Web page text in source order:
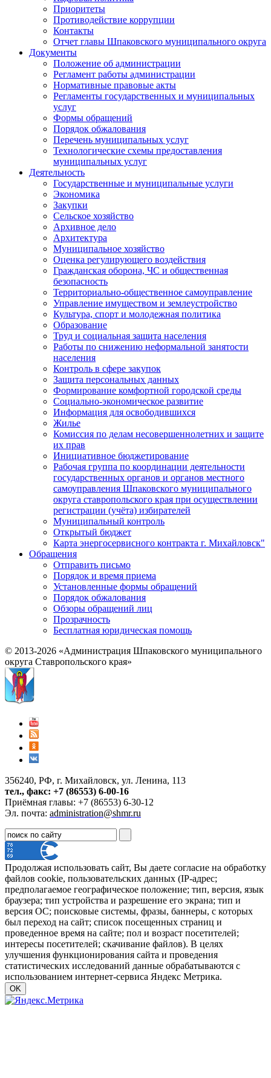
Приоритеты
Противодействие коррупции
Контакты
Отчет главы Шпаковского муниципального округа
Документы
Положение об администрации
Регламент работы администрации
Нормативные правовые акты
Регламенты государственных и муниципальных
услуг
Формы обращений
Порядок обжалования
Перечень муниципальных услуг
Технологические схемы предоставления
муниципальных услуг
Деятельность
Государственные и муниципальные услуги
Экономика
Закупки
Сельское хозяйство
Архивное дело
Архитектура
Муниципальное хозяйство
Оценка регулирующего воздействия
Гражданская оборона, ЧС и общественная
безопасность
Территориально-общественное самоуправление
Управление имуществом и землеустройство
Культура, спорт и молодежная политика
Образование
Труд и социальная защита населения
Работы по снижению неформальной занятости
населения
Контроль в сфере закупок
Защита персональных данных
Формирование комфортной городской среды
Социально-экономическое развитие
Информация для освободившихся
Жилье
Комиссия по делам несовершеннолетних и защите
их прав
Инициативное бюджетирование
Рабочая группа по координации деятельности
государственных органов и органов местного
самоуправления Шпаковского муниципального
округа ставропольского края при осуществлении
регистрации (учёта) избирателей
Муниципальный контроль
Открытый бюджет
Карта энергосервисного контракта г. Михайловск"
Обращения
Отправить письмо
Порядок и время приема
Установленные формы обращений
Порядок обжалования
Обзоры обращений лиц
Прозрачность
Бесплатная юридическая помощь
© 2013-2026 «Администрация Шпаковского муниципального
округа Ставропольского края»
356240, РФ, г. Михайловск, ул. Ленина, 113
тел., факс: +7 (86553) 6-00-16
Приёмная главы: +7 (86553) 6-30-12
Эл. почта: administration@shmr.ru
Продолжая использовать сайт, Вы даете согласие на обработку
файлов cookie, пользовательских данных (IP-адрес;
предполагаемое географическое положение; тип, версия, язык
браузера; тип устройства и разрешение его экрана; тип и
версия ОС; поисковые системы, фразы, баннеры, с которых
был переход на сайт; список посещенных страниц и
проведенное время на сайте; пол и возраст посетителей;
интересы посетителей; скачивание файлов). В целях
улучшения функционирования сайта и проведения
статистических исследований данные обрабатываются с
использованием интернет-сервиса Яндекс Метрика.
OK